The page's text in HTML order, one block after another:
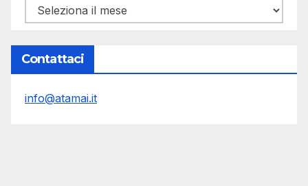
Archivi
Contattaci
info@atamai.it